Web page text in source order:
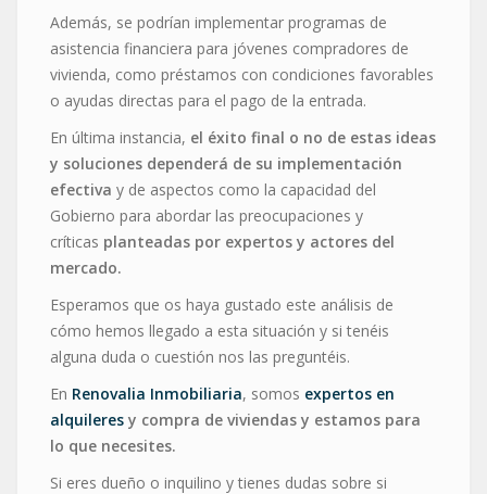
Además, se podrían implementar programas de
asistencia financiera para jóvenes compradores de
vivienda, como préstamos con condiciones favorables
o ayudas directas para el pago de la entrada.
En última instancia, el éxito final o no de estas ideas
y soluciones dependerá de su implementación
efectiva y de aspectos como la capacidad del
Gobierno para abordar las preocupaciones y
críticas planteadas por expertos y actores del
mercado.
Esperamos que os haya gustado este análisis de
cómo hemos llegado a esta situación y si tenéis
alguna duda o cuestión nos las preguntéis.
En Renovalia Inmobiliaria, somos expertos en
alquileres y compra de viviendas y estamos para
lo que necesites.
Si eres dueño o inquilino y tienes dudas sobre si